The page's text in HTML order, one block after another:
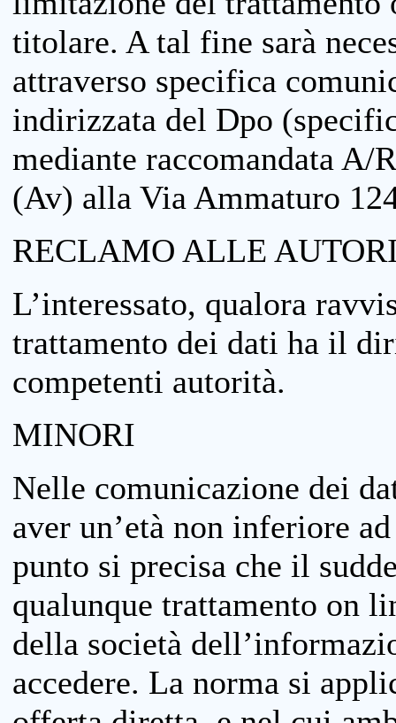
titolare. A tal fine sarà
attraverso specifica
indirizzata del Dpo
mediante raccomandata
(Av) alla Via Ammaturo
RECLAMO ALLE
L’interessato, qualora
trattamento dei dati ha il
competenti autorità.
MINORI
Nelle comunicazione dei
aver un’età non inferiore
punto si precisa che il
qualunque trattamento on
della società
accedere. La norma si